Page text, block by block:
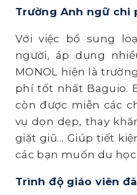
Trường Anh ngữ chi
Với việc bổ sung
người, áp dụng
MONOL hiện là
phí tốt nhất Baguio.
còn được miễn các
vụ dọn dẹp, thay
giặt giũ… Giúp tiết
các bạn muốn du
Trình độ giáo viên